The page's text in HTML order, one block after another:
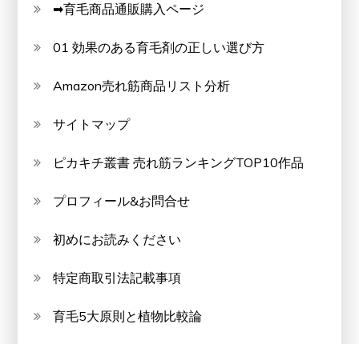
➡育毛商品通販購入ページ
01 効果のある育毛剤の正しい選び方
Amazon売れ筋商品リスト分析
サイトマップ
ピカキチ叢書 売れ筋ランキングTOP10作品
プロフィール&お問合せ
初めにお読みください
特定商取引法記載事項
育毛5大原則と植物比較論